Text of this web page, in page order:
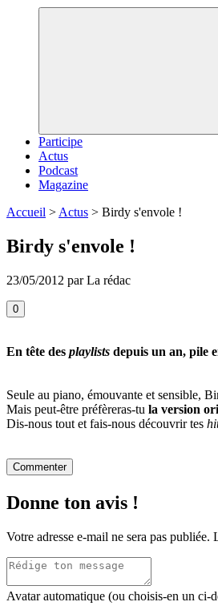
Participe
Actus
Podcast
Magazine
Accueil > Actus > Birdy s'envole !
Birdy s'envole !
23/05/2012 par La rédac
0
En tête des playlists depuis un an, pile
Seule au piano, émouvante et sensible,
Mais peut-être préfèreras-tu la version
Dis-nous tout et fais-nous découvrir tes
Commenter
Donne ton avis !
Votre adresse e-mail ne sera pas publiée.
Avatar automatique (ou choisis-en un ci-